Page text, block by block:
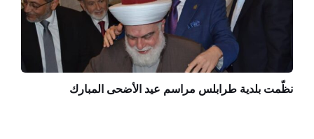
نظّمت بلدية طرابلس مراسم عيد الأضحى المبارك